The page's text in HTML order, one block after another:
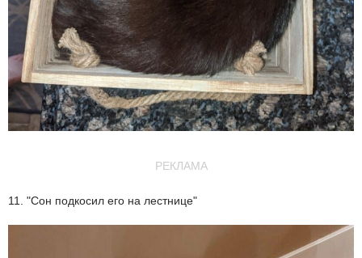
РЕКЛАМА
11. "Сон подкосил его на лестнице"